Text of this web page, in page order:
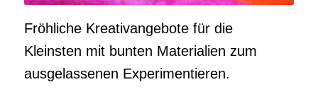
Fröhliche Kreativangebote für die
Kleinsten mit bunten Materialien zum
ausgelassenen Experimentieren.